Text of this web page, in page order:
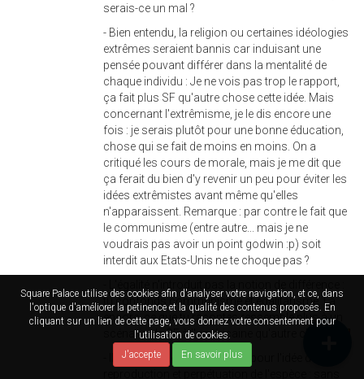
Square Palace utilise des cookies afin d'analyser votre navigation, et ce, dans
l'optique d'améliorer la petinence et la qualité des contenus proposés. En
cliquant sur un lien de cette page, vous donnez votre consentement pour
l'utilisation de cookies.
J'accepte
En savoir plus
serais-ce un mal ?
- Bien entendu, la religion ou certaines idéologies
extrêmes seraient bannis car induisant une
pensée pouvant différer dans la mentalité de
chaque individu : Je ne vois pas trop le rapport,
ça fait plus SF qu'autre chose cette idée. Mais
concernant l'extrêmisme, je le dis encore une
fois : je serais plutôt pour une bonne éducation,
chose qui se fait de moins en moins. On a
critiqué les cours de morale, mais je me dit que
ça ferait du bien d'y revenir un peu pour éviter les
idées extrêmistes avant même qu'elles
n'apparaissent. Remarque : par contre le fait que
le communisme (entre autre... mais je ne
voudrais pas avoir un point godwin :p) soit
interdit aux Etats-Unis ne te choque pas ?
tu confonds communisme et égalitarisme. Là
encore, ce que tu racontes ressemble plus à un
scénario de SF à l'américaine qu'autre chose
- Il en va de même finalement pour l'idée de